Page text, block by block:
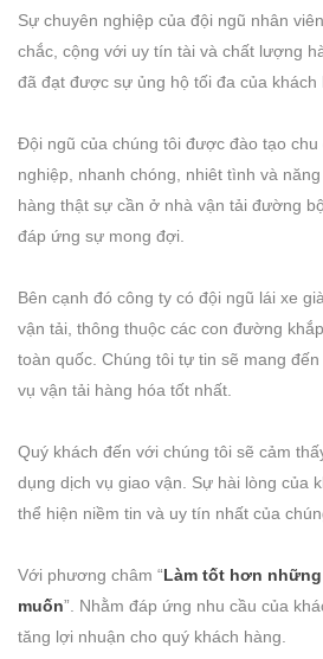
Sự chuyên nghiệp của đội ngũ nhân
chắc, cộng với uy tín tài và chất lượng
đã đạt được sự ủng hộ tối đa của khách
Đội ngũ của chúng tôi được đào tạo chu
nghiệp, nhanh chóng, nhiêt tình và
hàng thật sự cần ở nhà vận tải đường
đáp ứng sự mong đợi.
Bên cạnh đó công ty có đội ngũ lái xe
vận tải, thông thuộc các con đường
toàn quốc. Chúng tôi tự tin sẽ mang
vụ vận tải hàng hóa tốt nhất.
Quý khách đến với chúng tôi sẽ cảm
dụng dịch vụ giao vận. Sự hài lòng của
thể hiện niềm tin và uy tín nhất của
Với phương châm “Làm tốt hơn
muốn”. Nhằm đáp ứng nhu cầu của
tăng lợi nhuận cho quý khách hàng.